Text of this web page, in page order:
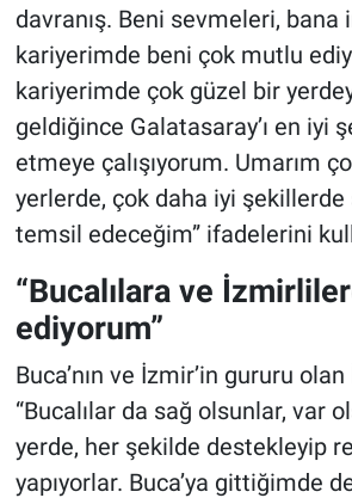
davranış. Beni sevmeleri, bana
kariyerimde beni çok mutlu
kariyerimde çok güzel bir
geldiğince Galatasaray’ı en iyi
etmeye çalışıyorum. Umarım
yerlerde, çok daha iyi şekillerde
temsil edeceğim” ifadelerini
“Bucalılara ve
ediyorum”
Buca’nın ve İzmir’in gururu
“Bucalılar da sağ olsunlar, var
yerde, her şekilde destekleyip
yapıyorlar. Buca’ya gittiğimde